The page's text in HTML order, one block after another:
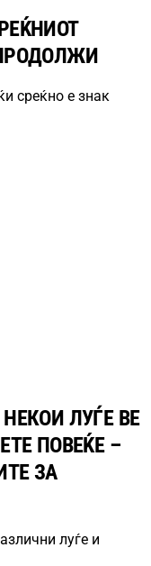
среќно е знак
ЛУЃЕ ВЕ
ПОВЕЌЕ –
ЗА
луѓе и